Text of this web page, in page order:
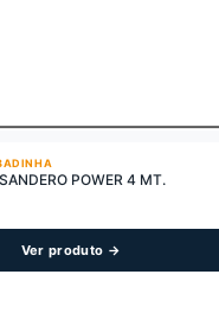
POWER 4 MT.
Ver produto →